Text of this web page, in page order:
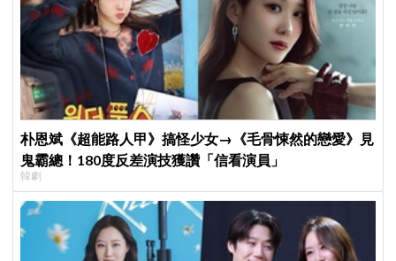
朴恩斌《超能路人甲》搞怪少女→《毛骨悚然的戀愛》見
鬼霸總！180度反差演技獲讚「信看演員」
韓劇